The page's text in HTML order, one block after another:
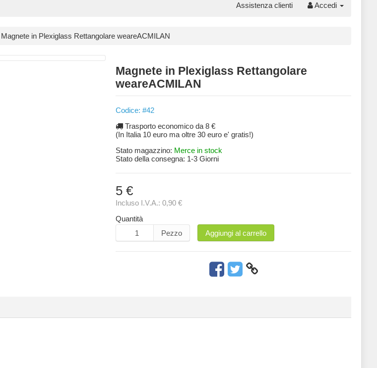
Assistenza clienti Accedi
Magnete in Plexiglass Rettangolare weareACMILAN
Magnete in Plexiglass Rettangolare
weareACMILAN
Codice: #42
Trasporto economico da 8 €
(In Italia 10 euro ma oltre 30 euro e' gratis!)
Stato magazzino: Merce in stock
Stato della consegna: 1-3 Giorni
5 €
Incluso I.V.A.: 0,90 €
Quantità
Pezzo
Aggiungi al carrello